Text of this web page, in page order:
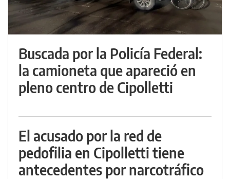
Buscada por la Policía Federal:
la camioneta que apareció en
pleno centro de Cipolletti
El acusado por la red de
pedofilia en Cipolletti tiene
antecedentes por narcotráfico